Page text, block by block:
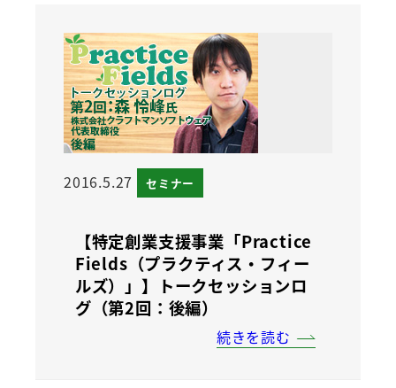
2016.5.27 セミナー
【特定創業支援事業「Practice
Fields（プラクティス・フィー
ルズ）」】トークセッションロ
グ（第2回：後編）
続きを読む